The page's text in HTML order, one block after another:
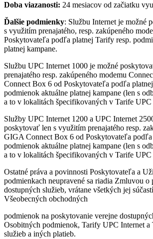
Doba viazanosti: 24 mesiacov od začiatku
Ďalšie podmienky: Službu Internet je možné
s využitím prenajatého, resp. zakúpeného
Poskytovateľa podľa platnej Tarify resp.
platnej kampane.
Službu UPC Internet 1000 je možné
prenajatého resp. zakúpeného modemu
Connect Box 6 od Poskytovateľa podľa
podmienok aktuálne platnej kampane (len s
a to v lokalitách špecifikovaných v Tarife UPC
Služby UPC Internet 1200 a UPC Internet
poskytovať len s využitím prenajatého resp.
GIGA Connect Box 6 od Poskytovateľa podľa
podmienok aktuálne platnej kampane (len s
a to v lokalitách špecifikovaných v Tarife UPC
Ostatné práva a povinnosti Poskytovateľa a
podmienkach neupravené sa riadia Zmluvou o
dostupných služieb, vrátane všetkých jej
Všeobecných obchodných
podmienok na poskytovanie verejne
Osobitných podmienok, Tarify UPC Internet a
služieb a iných platieb.